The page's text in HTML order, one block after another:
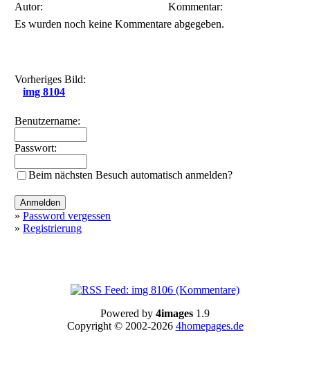
Autor:
Kommentar:
Es wurden noch keine Kommentare abgegeben.
Vorheriges Bild:
img 8104
Benutzername:
Passwort:
Beim nächsten Besuch automatisch anmelden?
» Password vergessen
» Registrierung
Powered by 4images 1.9
Copyright © 2002-2026 4homepages.de